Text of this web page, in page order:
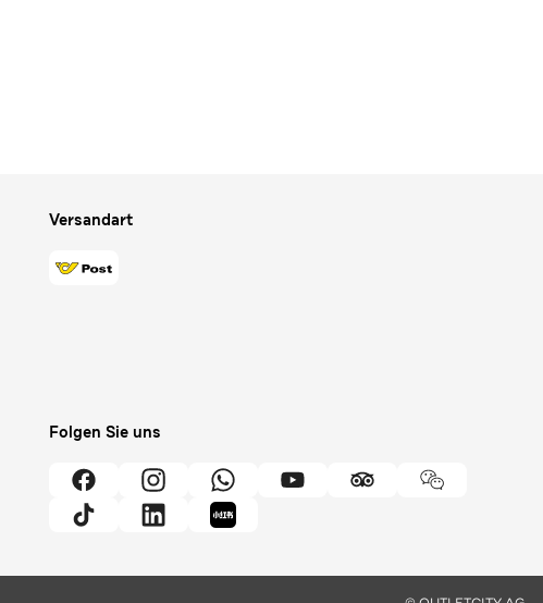
Versandart
Folgen Sie uns